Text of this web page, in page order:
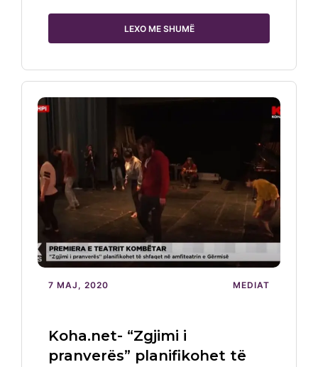
LEXO ME SHUMË
7 MAJ, 2020 MEDIAT
Koha.net- “Zgjimi i
pranverës” planifikohet të